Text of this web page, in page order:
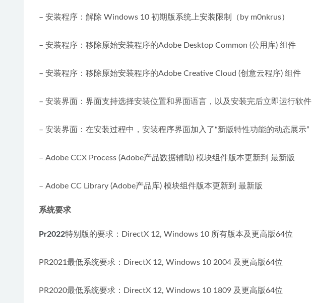
– 安装程序：解除 Windows 10 初期版系统上安装限制（by m0nkrus）
– 安装程序：移除原始安装程序的Adobe Desktop Common (公用库) 组件
– 安装程序：移除原始安装程序的Adobe Creative Cloud (创意云程序) 组件
– 安装界面：界面支持选择安装位置和界面语言，以及安装完后立即运行软件
– 安装界面：在安装过程中，安装程序界面加入了“新版特性功能的动态展示”
– Adob​​e CCX Process (Adobe产品数据辅助) 模块组件版本更新到 最新版
– Adobe CC Library (Adobe产品库) 模块组件版本更新到 最新版
系统要求
Pr2022特别版的要求：DirectX 12, Windows 10 所有版本及更高版64位
PR2021最低系统要求：DirectX 12, Windows 10 2004 及更高版64位
PR2020最低系统要求：DirectX 12, Windows 10 1809 及更高版64位